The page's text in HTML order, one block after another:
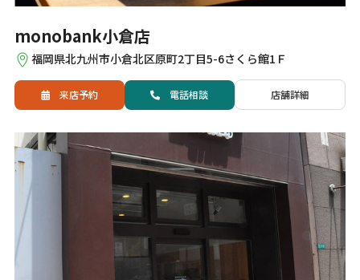
monobank小倉店
福岡県北九州市小倉北区原町2丁目5-6さくら館1Ｆ
来店予約 電話相談 店舗詳細